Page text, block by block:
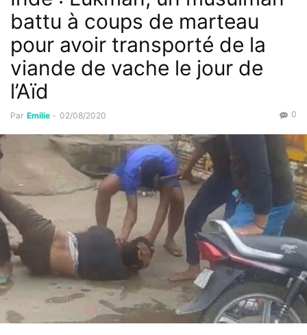
battu à coups de marteau
pour avoir transporté de la
viande de vache le jour de
l’Aïd
Par Emilie - 02/08/2020 0